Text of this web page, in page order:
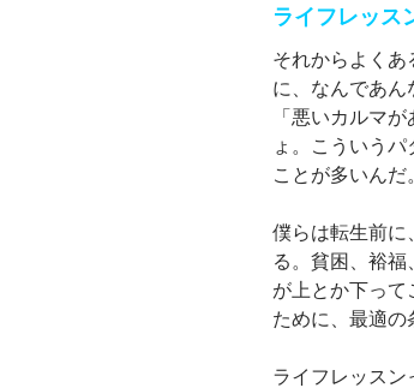
ライフレッス
それからよく
に、なんであ
「悪いカルマ
ょ。こういう
ことが多いんだ。
僕らは転生前に
る。貧困、裕
が上とか下っ
ために、最適の
ライフレッス